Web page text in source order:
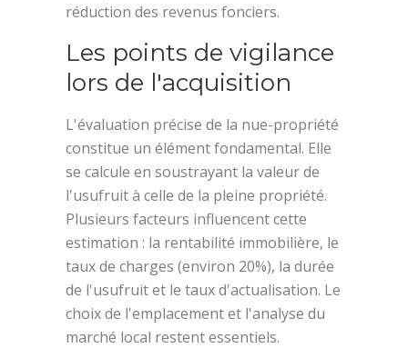
réduction des revenus fonciers.
Les points de vigilance
lors de l'acquisition
L'évaluation précise de la nue-propriété
constitue un élément fondamental. Elle
se calcule en soustrayant la valeur de
l'usufruit à celle de la pleine propriété.
Plusieurs facteurs influencent cette
estimation : la rentabilité immobilière, le
taux de charges (environ 20%), la durée
de l'usufruit et le taux d'actualisation. Le
choix de l'emplacement et l'analyse du
marché local restent essentiels.